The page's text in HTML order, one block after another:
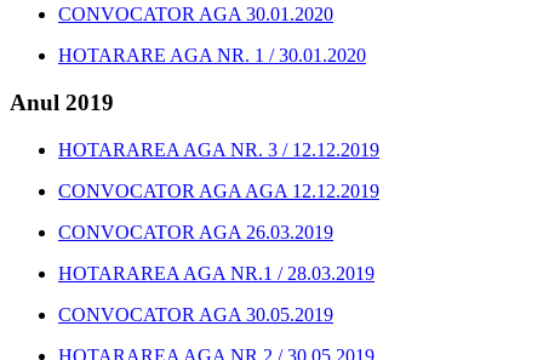
CONVOCATOR AGA 30.01.2020
HOTARARE AGA NR. 1 / 30.01.2020
Anul 2019
HOTARAREA AGA NR. 3 / 12.12.2019
CONVOCATOR AGA AGA 12.12.2019
CONVOCATOR AGA 26.03.2019
HOTARAREA AGA NR.1 / 28.03.2019
CONVOCATOR AGA 30.05.2019
HOTARAREA AGA NR.2 / 30.05.2019